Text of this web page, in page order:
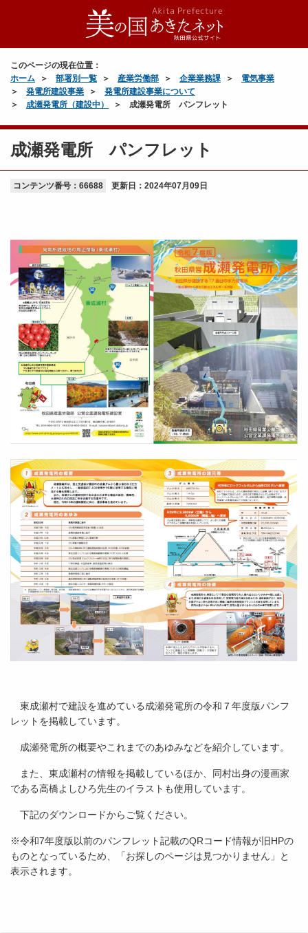
このページの現在位置：
ホーム
部署別一覧 産業労働部 企業業務課
電気事業
発電所建設事業
発電所建設事業について
成瀬発電所（建設中）
成瀬発電所 パンフレット
成瀬発電所 パンフレット
コンテンツ番号：66688 更新日： 2024年07月09日
東成瀬村で建設を進めている成瀬発電所の令和７年度版パンフ
レットを掲載しています。
成瀬発電所の概要やこれまでのあゆみなどを紹介しています。
また、東成瀬村の情報を掲載しているほか、同村出身の漫画家
である高橋よしひろ先生のイラストも使用しています。
下記のダウンロードからご覧ください。
※令和7年度版以前のパンフレット記載のQRコード情報が旧HPの
ものとなっているため、「お探しのページは見つかりません」と
表示されます。